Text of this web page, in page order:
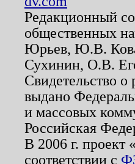
Редакционный
общественных
Юрьев, Ю.В.
Сухинин, О.В.
Свидетельство
выдано
и массовых
Российская
В 2006 г. проект
соответствии с